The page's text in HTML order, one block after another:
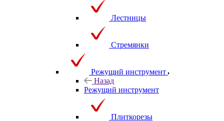
Лестницы
Стремянки
Режущий инструмент
Назад
Режущий инструмент
Плиткорезы